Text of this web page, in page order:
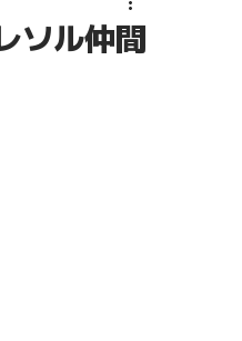
ソル仲間